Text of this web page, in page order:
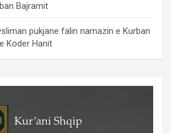
Bajramit
pukjane falin namazin e Kurban
Koder Hanit